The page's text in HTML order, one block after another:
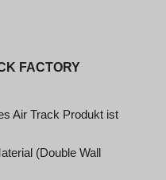
FACTORY
Air Track Produkt ist
(Double Wall